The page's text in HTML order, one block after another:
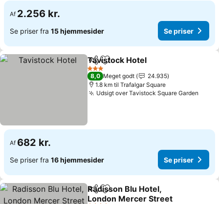
Af 2.256 kr.
Se priser fra 15 hjemmesider Se priser
Del Føj til favoritter
Tavistock Hotel
3 Stjerner
8,0 Meget godt
24.935
1.8 km til Trafalgar Square
Udsigt over Tavistock Square Garden
Af 682 kr.
Se priser fra 16 hjemmesider Se priser
Del Føj til favoritter
Radisson Blu Hotel,
London Mercer Street